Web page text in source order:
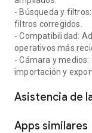
- Búsqueda y
filtros corregidos.
- Compatibilidad:
operativos más
- Cámara y
importación y
Asistencia de
Apps similares